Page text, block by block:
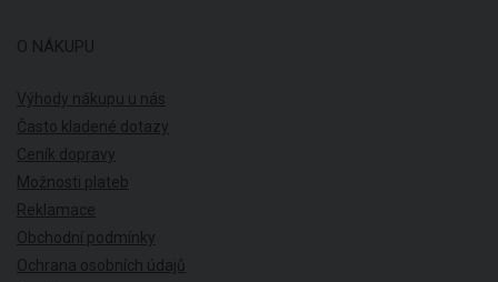
O NÁKUPU
Výhody nákupu u nás
Často kladené dotazy
Ceník dopravy
Možnosti plateb
Reklamace
Obchodní podmínky
Ochrana osobních údajů